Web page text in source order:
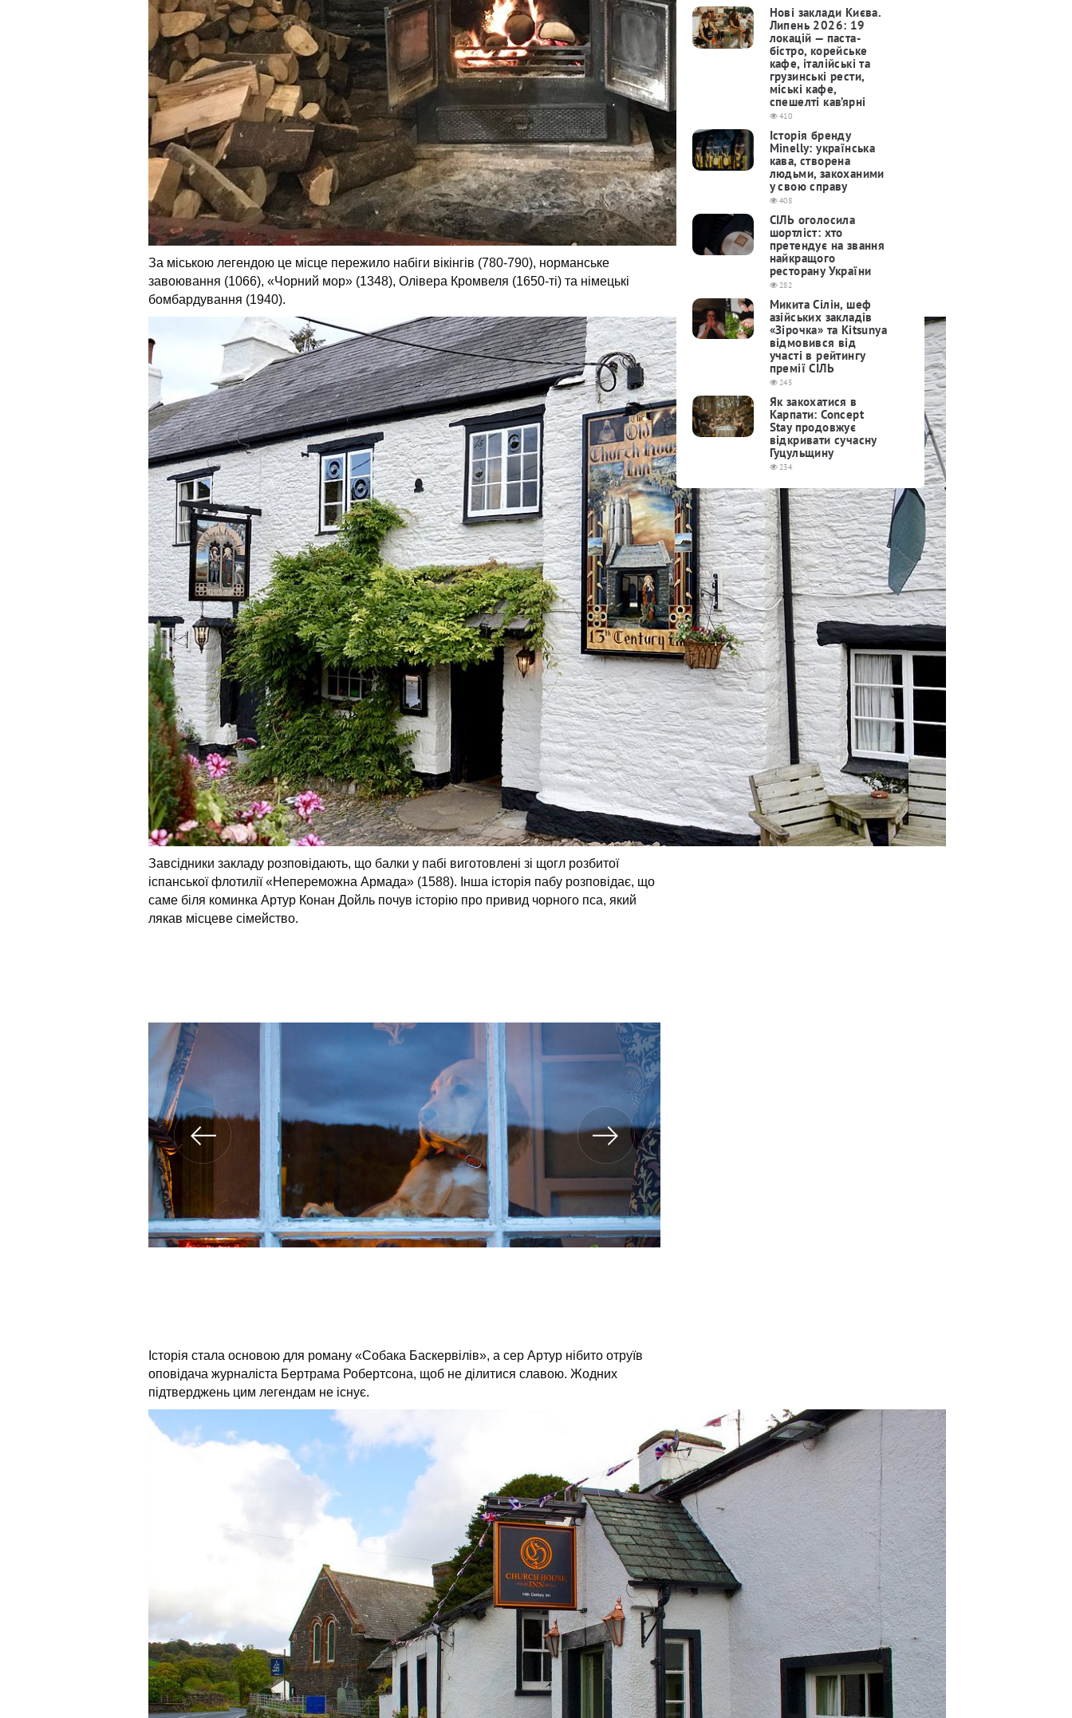
За міською легендою це місце пережило набіги вікінгів (780-790), норманське
завоювання (1066), «Чорний мор» (1348), Олівера Кромвеля (1650-ті) та німецькі
бомбардування (1940).
Завсідники закладу розповідають, що балки у пабі виготовлені зі щогл розбитої
іспанської флотилії «Непереможна Армада» (1588). Інша історія пабу розповідає, що
саме біля коминка Артур Конан Дойль почув історію про привид чорного пса, який
лякав місцеве сімейство.
Історія стала основою для роману «Собака Баскервілів», а сер Артур нібито отруїв
оповідача журналіста Бертрама Робертсона, щоб не ділитися славою. Жодних
підтверджень цим легендам не існує.
Нові заклади Києва.
Липень 2026: 19
локацій — паста-
бістро, корейське
кафе, італійські та
грузинські рести,
міські кафе,
спешелті кав’ярні
410
Історія бренду
Minelly: українська
кава, створена
людьми, закоханими
у свою справу
408
СІЛЬ оголосила
шортліст: хто
претендує на звання
найкращого
ресторану України
282
Микита Сілін, шеф
азійських закладів
«Зірочка» та Kitsunya
відмовився від
участі в рейтингу
премії СІЛЬ
245
Як закохатися в
Карпати: Concept
Stay продовжує
відкривати сучасну
Гуцульщину
234